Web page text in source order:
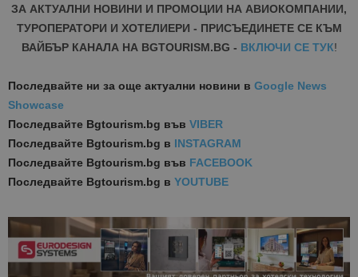
ЗА АКТУАЛНИ НОВИНИ И ПРОМОЦИИ НА АВИОКОМПАНИИ,
ТУРОПЕРАТОРИ И ХОТЕЛИЕРИ - ПРИСЪЕДИНЕТЕ СЕ КЪМ
ВАЙБЪР КАНАЛА НА BGTOURISM.BG - ВКЛЮЧИ СЕ ТУК!
Последвайте ни за още актуални новини в Google News
Showcase
Последвайте Bgtourism.bg във VIBER
Последвайте Bgtourism.bg в INSTAGRAM
Последвайте Bgtourism.bg във FACEBOOK
Последвайте Bgtourism.bg в YOUTUBE